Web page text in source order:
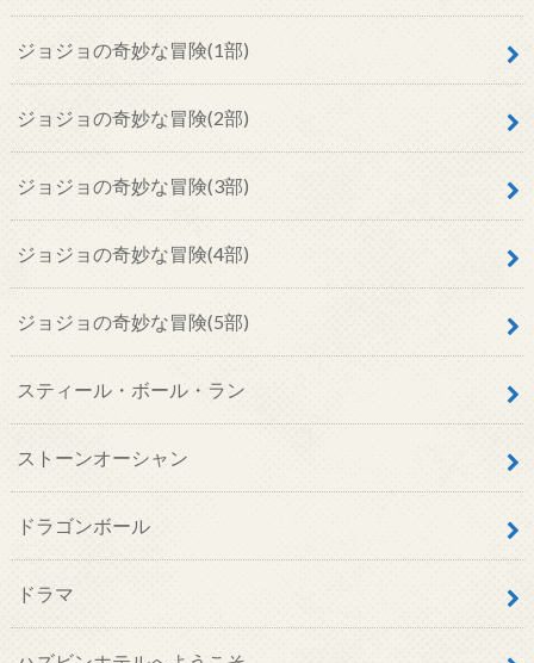
ジョジョの奇妙な冒険(1部)
ジョジョの奇妙な冒険(2部)
ジョジョの奇妙な冒険(3部)
ジョジョの奇妙な冒険(4部)
ジョジョの奇妙な冒険(5部)
スティール・ボール・ラン
ストーンオーシャン
ドラゴンボール
ドラマ